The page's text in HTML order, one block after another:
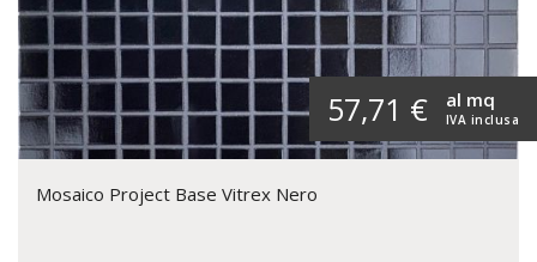
57,71 € IVA inclusa
al mq
Mosaico Project Base Vitrex Nero